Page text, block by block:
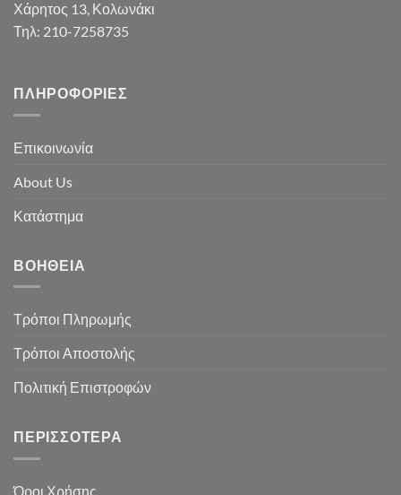
Χάρητος 13, Κολωνάκι
Τηλ: 210-7258735
ΠΛΗΡΟΦΟΡΊΕΣ
Επικοινωνία
About Us
Κατάστημα
ΒΟΉΘΕΙΑ
Τρόποι Πληρωμής
Τρόποι Αποστολής
Πολιτική Επιστροφών
ΠΕΡΙΣΣΌΤΕΡΑ
Όροι Χρήσης